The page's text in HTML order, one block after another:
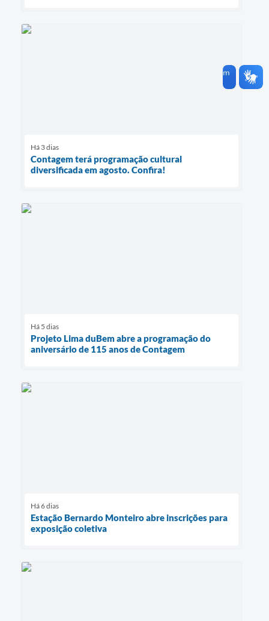
Há 3 dias
Contagem terá programação cultural
diversificada em agosto. Confira!
Há 5 dias
Projeto Lima duBem abre a programação do
aniversário de 115 anos de Contagem
Há 6 dias
Estação Bernardo Monteiro abre inscrições para
exposição coletiva